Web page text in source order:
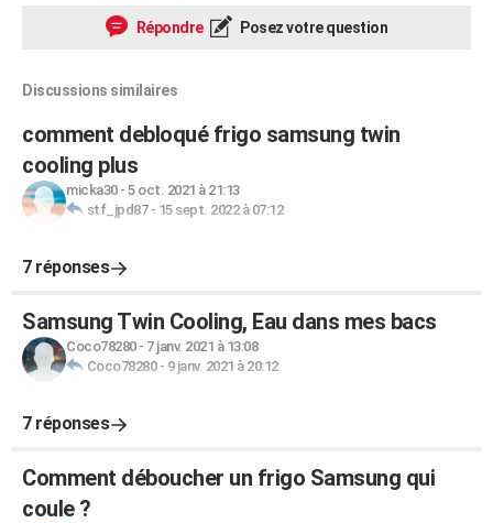
Répondre Posez votre question
Discussions similaires
comment debloqué frigo samsung twin
cooling plus
micka30- 5 oct. 2021 à 21:13
stf_jpd87- 15 sept. 2022 à 07:12
7 réponses
Samsung Twin Cooling, Eau dans mes bacs
Coco78280- 7 janv. 2021 à 13:08
Coco78280- 9 janv. 2021 à 20:12
7 réponses
Comment déboucher un frigo Samsung qui
coule ?